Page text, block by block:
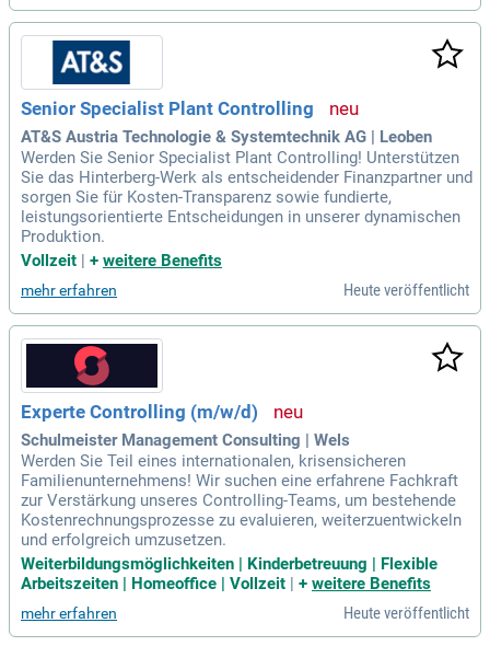
Senior Specialist Plant Controlling
AT&S Austria Technologie & Systemtechnik AG | Leoben
Werden Sie Senior Specialist Plant Controlling! Unterstützen
Sie das Hinterberg-Werk als entscheidender Finanzpartner und
sorgen Sie für Kosten-Transparenz sowie fundierte,
leistungsorientierte Entscheidungen in unserer dynamischen
Produktion.
Vollzeit | + weitere Benefits
mehr erfahren Heute veröffentlicht
Experte Controlling (m/w/d)
Schulmeister Management Consulting | Wels
Werden Sie Teil eines internationalen, krisensicheren
Familienunternehmens! Wir suchen eine erfahrene Fachkraft
zur Verstärkung unseres Controlling-Teams, um bestehende
Kostenrechnungsprozesse zu evaluieren, weiterzuentwickeln
und erfolgreich umzusetzen.
Weiterbildungsmöglichkeiten | Kinderbetreuung | Flexible
Arbeitszeiten | Homeoffice | Vollzeit
+ weitere Benefits
mehr erfahren Heute veröffentlicht